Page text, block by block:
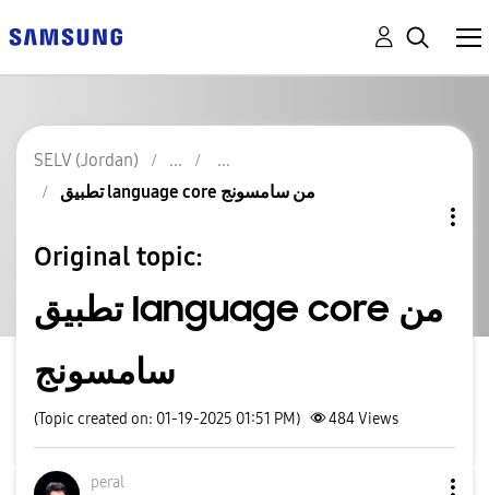
SELV (Jordan)
تطبيق language core من سامسونج
Original topic:
تطبيق language core من
سامسونج
(Topic created on: 01-19-2025 01:51 PM) 484Views
peral